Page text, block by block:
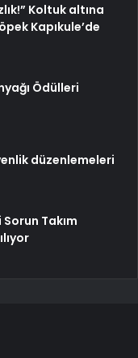
Koltuk altına
Kapıkule’de
Ödülleri
düzenlemeleri
Takım